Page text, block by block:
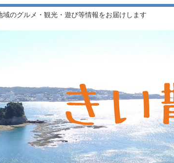
域のグルメ・観光・遊び等情報をお届けします